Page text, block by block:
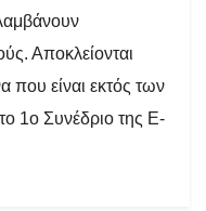
Αποκλείονται
που είναι εκτός των
1ο Συνέδριο της Ε-